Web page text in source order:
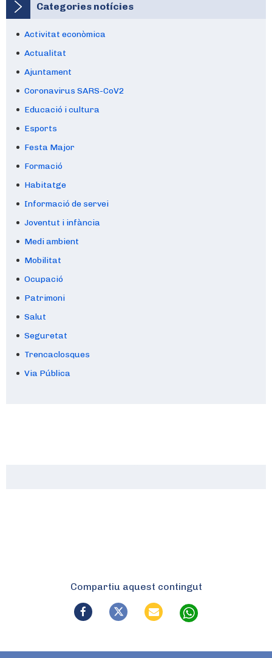
Categories notícies
Activitat econòmica
Actualitat
Ajuntament
Coronavirus SARS-CoV2
Educació i cultura
Esports
Festa Major
Formació
Habitatge
Informació de servei
Joventut i infància
Medi ambient
Mobilitat
Ocupació
Patrimoni
Salut
Seguretat
Trencaclosques
Via Pública
Compartiu aquest contingut